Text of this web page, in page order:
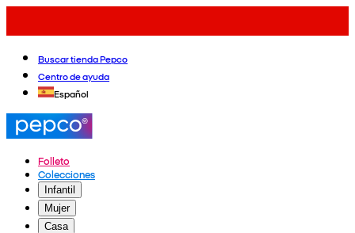
Buscar tienda Pepco
Centro de ayuda
Español
Folleto
Colecciones
Infantil
Mujer
Casa